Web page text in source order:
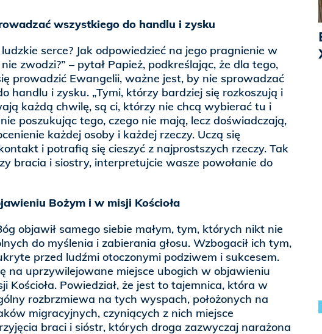
wszystkiego do handlu i zysku
ludzkie serce? Jak odpowiedzieć na jego pragnienie w
zwodzi?” – pytał Papież, podkreślając, że dla tego,
prowadzić Ewangelii, ważne jest, by nie sprowadzać
handlu i zysku. „Tymi, którzy bardziej się rozkoszują i
każdą chwilę, są ci, którzy nie chcą wybierać tu i
poszukując tego, czego nie mają, lecz doświadczają,
każdej osoby i każdej rzeczy. Uczą się
i potrafią się cieszyć z najprostszych rzeczy. Tak
bracia i siostry, interpretujcie wasze powołanie do
Bożym i w misji Kościoła
objawił samego siebie małym, tym, których nikt nie
do myślenia i zabierania głosu. Wzbogacił ich tym,
przed ludźmi otoczonymi podziwem i sukcesem.
na uprzywilejowane miejsce ubogich w objawieniu
Kościoła. Powiedział, że jest to tajemnica, która w
rozbrzmiewa na tych wyspach, położonych na
migracyjnych, czyniących z nich miejsce
braci i sióstr, których droga zazwyczaj narażona